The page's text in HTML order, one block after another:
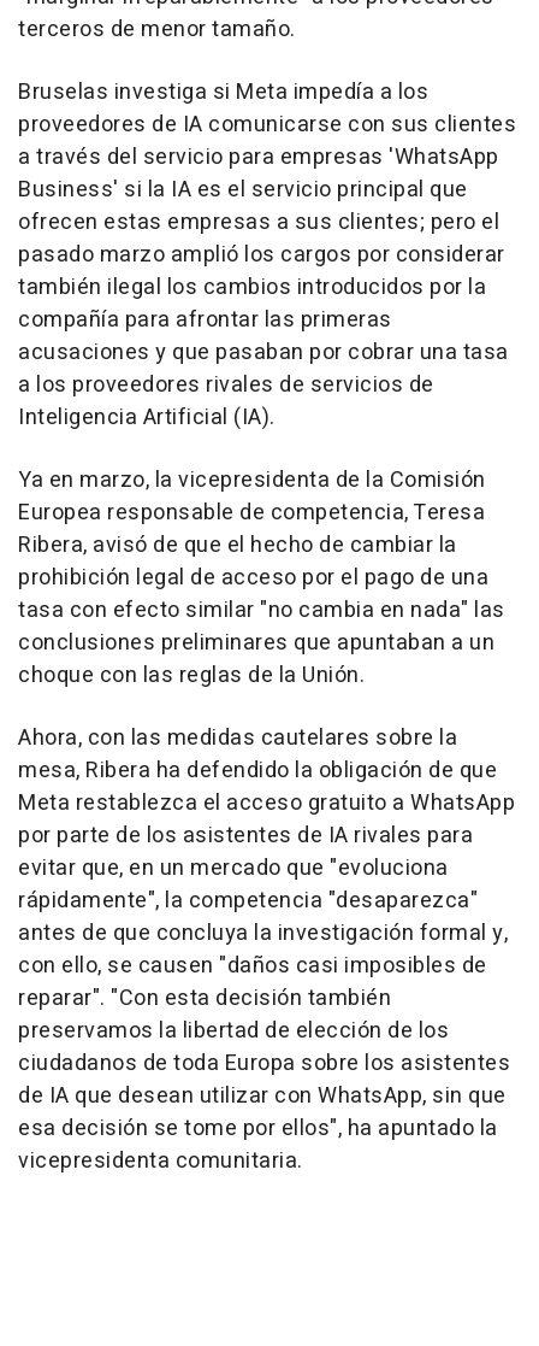
terceros de menor tamaño.
Bruselas investiga si Meta impedía a los
proveedores de IA comunicarse con sus clientes
a través del servicio para empresas 'WhatsApp
Business' si la IA es el servicio principal que
ofrecen estas empresas a sus clientes; pero el
pasado marzo amplió los cargos por considerar
también ilegal los cambios introducidos por la
compañía para afrontar las primeras
acusaciones y que pasaban por cobrar una tasa
a los proveedores rivales de servicios de
Inteligencia Artificial (IA).
Ya en marzo, la vicepresidenta de la Comisión
Europea responsable de competencia, Teresa
Ribera, avisó de que el hecho de cambiar la
prohibición legal de acceso por el pago de una
tasa con efecto similar "no cambia en nada" las
conclusiones preliminares que apuntaban a un
choque con las reglas de la Unión.
Ahora, con las medidas cautelares sobre la
mesa, Ribera ha defendido la obligación de que
Meta restablezca el acceso gratuito a WhatsApp
por parte de los asistentes de IA rivales para
evitar que, en un mercado que "evoluciona
rápidamente", la competencia "desaparezca"
antes de que concluya la investigación formal y,
con ello, se causen "daños casi imposibles de
reparar". "Con esta decisión también
preservamos la libertad de elección de los
ciudadanos de toda Europa sobre los asistentes
de IA que desean utilizar con WhatsApp, sin que
esa decisión se tome por ellos", ha apuntado la
vicepresidenta comunitaria.